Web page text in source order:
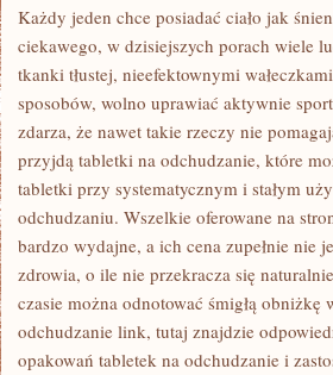
JEST
NIESŁYCHANIE
Każdy jeden chce posiadać ciało jak
ciekawego, w dzisiejszych porach wiele
tkanki tłustej, nieefektownymi
sposobów, wolno uprawiać aktywnie
zdarza, że nawet takie rzeczy nie
przyjdą tabletki na odchudzanie, które
tabletki przy systematycznym i stałym
odchudzaniu. Wszelkie oferowane na
bardzo wydajne, a ich cena zupełnie nie
zdrowia, o ile nie przekracza się
czasie można odnotować śmigłą
odchudzanie link, tutaj znajdzie
opakowań tabletek na odchudzanie i